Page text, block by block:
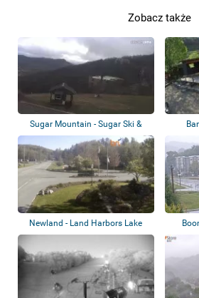
Zobacz także
Sugar Mountain - Sugar Ski &
Country Clu...
Newland - Land Harbors Lake